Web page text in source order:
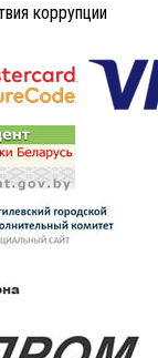
коррупции